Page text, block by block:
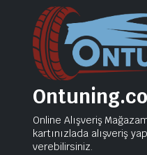
Online Alışveriş
kartınızlada alışveriş
verebilirsiniz.